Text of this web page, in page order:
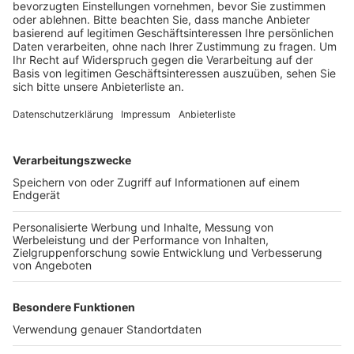
Veröffentlicht:Mittwoch, 16.09.2020 13:17
Anzeige
Die FDP begründet ihre Empfehlung damit, dass sie
die Umsetzung der FDP-Wahlziele sieht. Dazu gehören
beispielsweise die erfolgreiche Ansiedlung der TH in
Liblar und die zügige Sanierung des Schulzentrums in
Lechenich. Schon am Dienstag haben die Grünen eine
Wahlempfehlung für Monika Hallstein abgegeben.
Anzeige